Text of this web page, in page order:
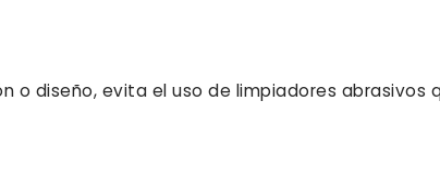
o diseño, evita el uso de limpiadores abrasivos